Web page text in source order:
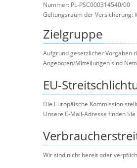
Nummer: PL-PSC000314540/00
Geltungsraum der Versicherung:
Zielgruppe
Aufgrund gesetzlicher Vorgaben
Angeboten/Mitteilungen sind
EU-
Die Europäische Kommission
Unsere E-Mail-Adresse finden
Wir sind nicht bereit oder